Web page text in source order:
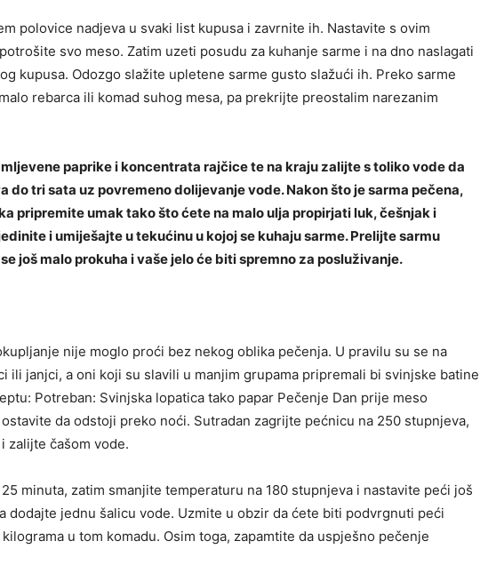
polovice nadjeva u svaki list kupusa i zavrnite ih. Nastavite s ovim
svo meso. Zatim uzeti posudu za kuhanje sarme i na dno naslagati
kupusa. Odozgo slažite upletene sarme gusto slažući ih. Preko sarme
rebarca ili komad suhog mesa, pa prekrijte preostalim narezanim
paprike i koncentrata rajčice te na kraju zalijte s toliko vode da
do tri sata uz povremeno dolijevanje vode. Nakon što je sarma pečena,
pripremite umak tako što ćete na malo ulja propirjati luk, češnjak i
i umiješajte u tekućinu u kojoj se kuhaju sarme. Prelijte sarmu
još malo prokuha i vaše jelo će biti spremno za posluživanje.
nije moglo proći bez nekog oblika pečenja. U pravilu su se na
ili janjci, a oni koji su slavili u manjim grupama pripremali bi svinjske batine
Potreban: Svinjska lopatica tako papar Pečenje Dan prije meso
da odstoji preko noći. Sutradan zagrijte pećnicu na 250 stupnjeva,
zalijte čašom vode.
minuta, zatim smanjite temperaturu na 180 stupnjeva i nastavite peći još
dodajte jednu šalicu vode. Uzmite u obzir da ćete biti podvrgnuti peći
u tom komadu. Osim toga, zapamtite da uspješno pečenje